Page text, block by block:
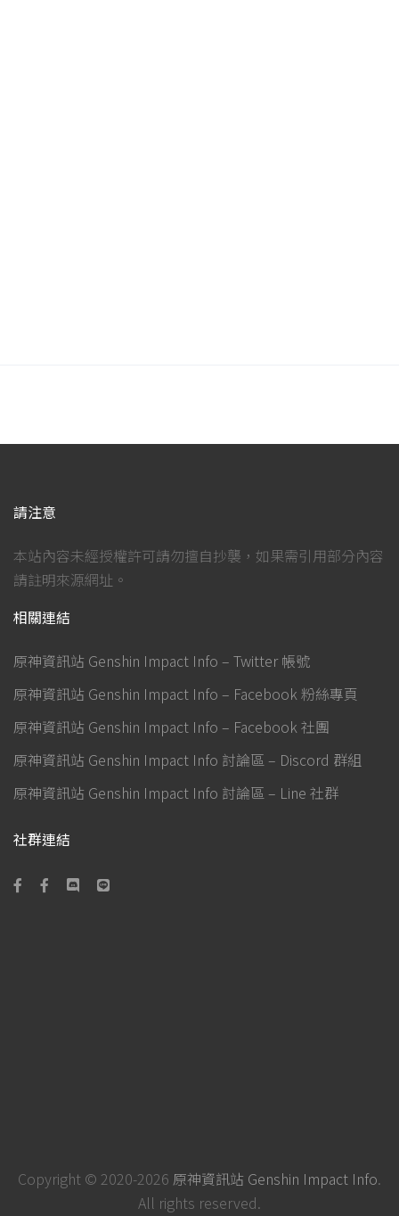
請注意
本站內容未經授權許可請勿擅自抄襲，如果需引用部分內容
請註明來源網址。
相關連結
原神資訊站 Genshin Impact Info – Twitter 帳號
原神資訊站 Genshin Impact Info – Facebook 粉絲專頁
原神資訊站 Genshin Impact Info – Facebook 社團
原神資訊站 Genshin Impact Info 討論區 – Discord 群組
原神資訊站 Genshin Impact Info 討論區 – Line 社群
社群連結
Copyright © 2020-2026 原神資訊站 Genshin Impact Info.
All rights reserved.